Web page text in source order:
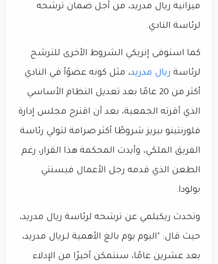
ميزانية ريال مدريد، من أجل ضمان ترشحه
لرئاسة النادي.
كما استوفى إنريكي الشروط الأخرى للترشح
لرئاسة ريال مدريد، مثل كونه عضوًأ في النادي
أكثر من 20 عامًا بعد تعديل النظام الأساسي
الذي أقرته الجمعية، بعد أن اقترح مجلس إدارة
فلورنتينو بيريز شروطًا أكثر صرامة لتولي رئاسة
الفريق الملكي، وأيدت المحكمة هذا القرار، رغم
الطعن الذي قدمه رجل الأعمال فيسنتي
بولودا.
وتحدث ريكيلمي عن ترشحه لرئاسة ريال مدريد،
حيث قال: "اليوم يوم بالغ الأهمية لـريال مدريد،
بعد عشرين عامًا، سنتمكن أخيرًا من الإدلاء